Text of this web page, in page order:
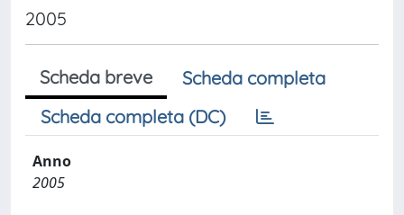
2005
Scheda breve
Scheda completa
Scheda completa (DC)
Anno
2005